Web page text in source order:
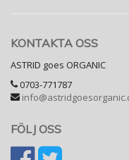
KONTAKTA OSS
ASTRID goes ORGANIC
0703-771787
FÖLJ OSS